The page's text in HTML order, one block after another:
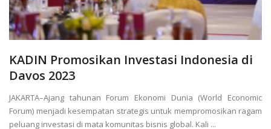
KADIN Promosikan Investasi Indonesia di
Davos 2023
JAKARTA–Ajang tahunan Forum Ekonomi Dunia (World Economic
Forum) menjadi kesempatan strategis untuk mempromosikan ragam
peluang investasi di mata komunitas bisnis global. Kali ...